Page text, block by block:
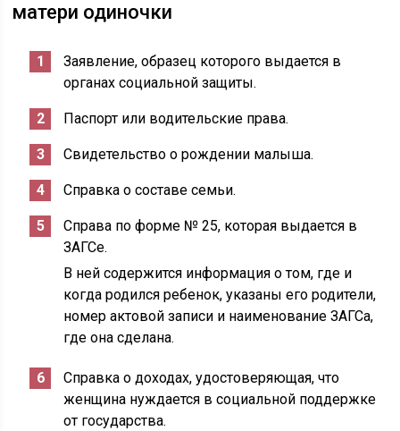
матери одиночки
Заявление, образец которого выдается в
органах социальной защиты.
Паспорт или водительские права.
Свидетельство о рождении малыша.
Справка о составе семьи.
Справа по форме № 25, которая выдается в
ЗАГСе.
В ней содержится информация о том, где и
когда родился ребенок, указаны его родители,
номер актовой записи и наименование ЗАГСа,
где она сделана.
Справка о доходах, удостоверяющая, что
женщина нуждается в социальной поддержке
от государства.